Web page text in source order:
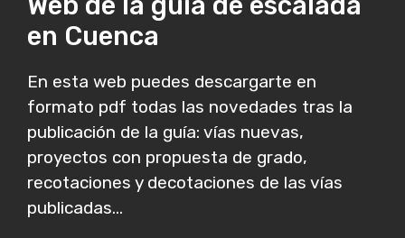
en Cuenca
En esta web puedes descargarte en
formato pdf todas las novedades tras la
publicación de la guía: vías nuevas,
proyectos con propuesta de grado,
recotaciones y decotaciones de las vías
publicadas...